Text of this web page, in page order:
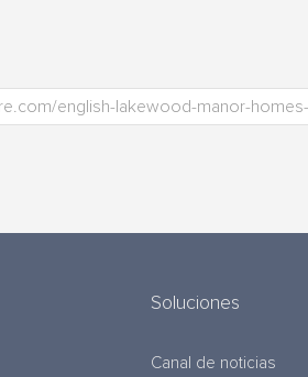
Soluciones
Canal de noticias